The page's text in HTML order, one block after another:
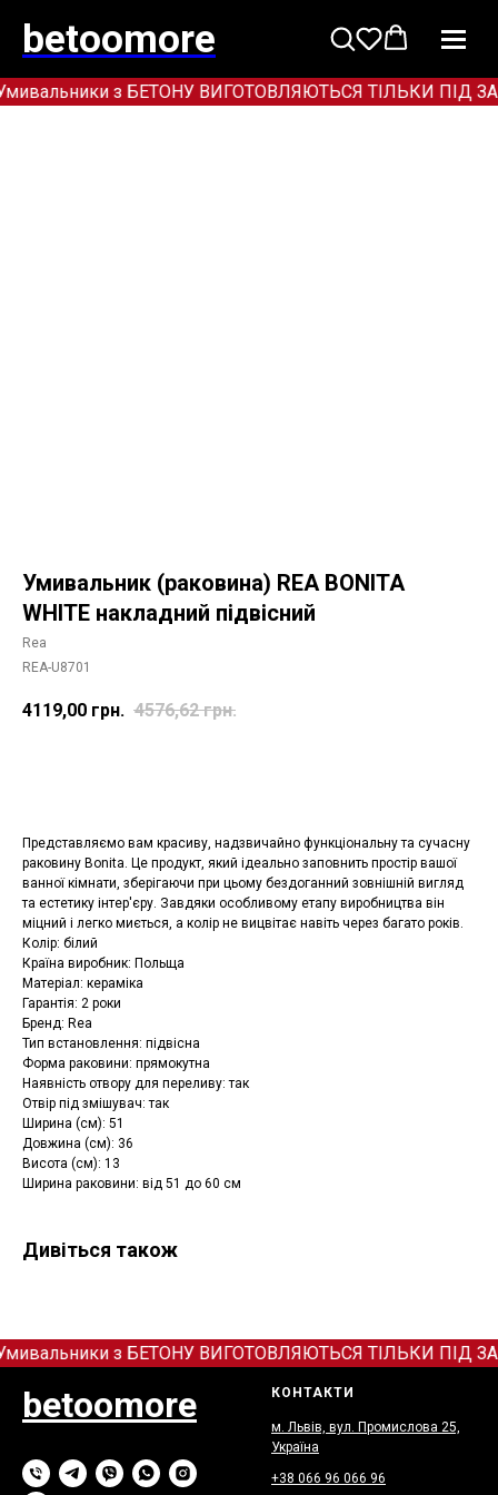
betoomore
з БЕТОНУ ВИГОТОВЛЯЮТЬСЯ ТІЛЬКИ ПІД
Умивальник (раковина) REA BONITA
WHITE накладний підвісний
Rea
REA-U8701
4119,00 грн. 4576,62 грн.
Представляємо вам красиву, надзвичайно функціональну та сучасну
раковину Bonita. Це продукт, який ідеально заповнить простір вашої
ванної кімнати, зберігаючи при цьому бездоганний зовнішній вигляд
та естетику інтер'єру. Завдяки особливому етапу виробництва він
міцний і легко миється, а колір не вицвітає навіть через багато років.
Колір: білий
Країна виробник: Польща
Матеріал: кераміка
Гарантія: 2 роки
Бренд: Rea
Тип встановлення: підвісна
Форма раковини: прямокутна
Наявність отвору для переливу: так
Отвір під змішувач: так
Ширина (см): 51
Довжина (см): 36
Висота (см): 13
Ширина раковини: від 51 до 60 см
Дивіться також
з БЕТОНУ ВИГОТОВЛЯЮТЬСЯ ТІЛЬКИ ПІД
betoomore КОНТАКТИ
м. Львів, вул. Промислова 25,
Україна
+38 066 96 066 96